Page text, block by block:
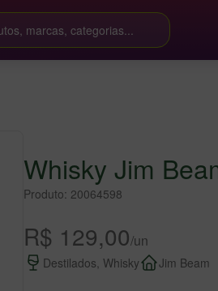
marcas, categorias...
Whisky Jim
Produto: 20064598
R$ 129,00/un
Destilados, Whisky Jim Beam